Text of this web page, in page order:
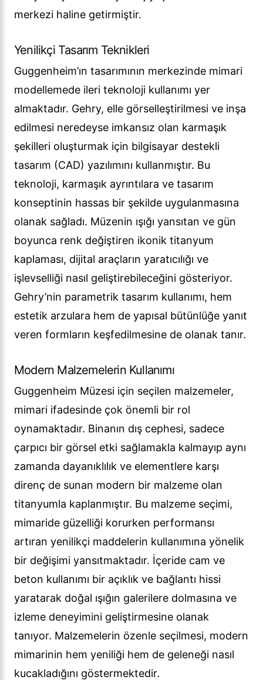
merkezi haline getirmiştir.
Yenilikçi Tasarım Teknikleri
Guggenheim’ın tasarımının merkezinde mimari
modellemede ileri teknoloji kullanımı yer
almaktadır. Gehry, elle görselleştirilmesi ve inşa
edilmesi neredeyse imkansız olan karmaşık
şekilleri oluşturmak için bilgisayar destekli
tasarım (CAD) yazılımını kullanmıştır. Bu
teknoloji, karmaşık ayrıntılara ve tasarım
konseptinin hassas bir şekilde uygulanmasına
olanak sağladı. Müzenin ışığı yansıtan ve gün
boyunca renk değiştiren ikonik titanyum
kaplaması, dijital araçların yaratıcılığı ve
işlevselliği nasıl geliştirebileceğini gösteriyor.
Gehry’nin parametrik tasarım kullanımı, hem
estetik arzulara hem de yapısal bütünlüğe yanıt
veren formların keşfedilmesine de olanak tanır.
Modern Malzemelerin Kullanımı
Guggenheim Müzesi için seçilen malzemeler,
mimari ifadesinde çok önemli bir rol
oynamaktadır. Binanın dış cephesi, sadece
çarpıcı bir görsel etki sağlamakla kalmayıp aynı
zamanda dayanıklılık ve elementlere karşı
direnç de sunan modern bir malzeme olan
titanyumla kaplanmıştır. Bu malzeme seçimi,
mimaride güzelliği korurken performansı
artıran yenilikçi maddelerin kullanımına yönelik
bir değişimi yansıtmaktadır. İçeride cam ve
beton kullanımı bir açıklık ve bağlantı hissi
yaratarak doğal ışığın galerilere dolmasına ve
izleme deneyimini geliştirmesine olanak
tanıyor. Malzemelerin özenle seçilmesi, modern
mimarinin hem yeniliği hem de geleneği nasıl
kucakladığını göstermektedir.